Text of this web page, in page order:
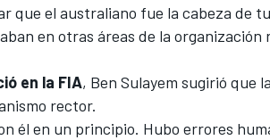
que el australiano fue la cabeza de
en otras áreas de la organización
en la FIA, Ben Sulayem sugirió que la
rector.
él en un principio. Hubo errores